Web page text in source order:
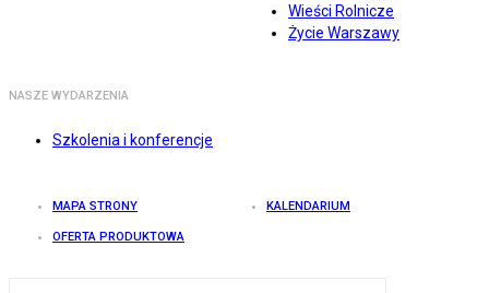
Wieści Rolnicze
Życie Warszawy
NASZE WYDARZENIA
Szkolenia i konferencje
MAPA STRONY KALENDARIUM
OFERTA PRODUKTOWA